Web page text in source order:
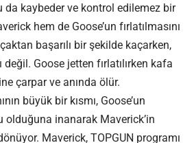
da kaybeder ve kontrol edilemez bir
hem de Goose’un fırlatılmasını
başarılı bir şekilde kaçarken,
Goose jetten fırlatılırken kafa
çarpar ve anında ölür.
büyük bir kısmı, Goose’un
inanarak Maverick’in
Maverick, TOPGUN programı